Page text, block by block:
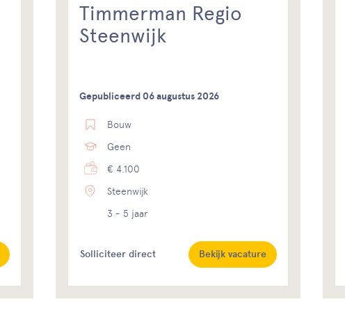
Timmerman Regio
Steenwijk
Gepubliceerd 06 augustus 2026
Bouw
Geen
€ 4.100
Steenwijk
3 - 5 jaar
Solliciteer direct Bekijk vacature